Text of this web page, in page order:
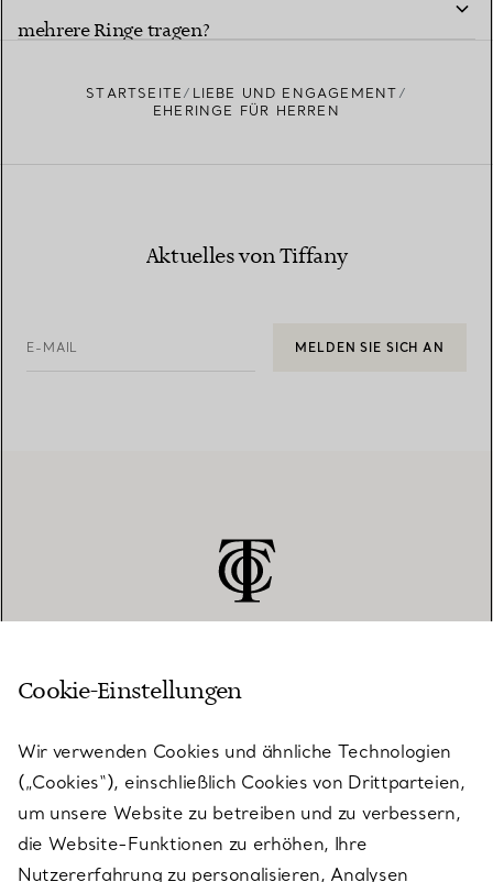
mehrere Ringe tragen?
STARTSEITE
LIEBE UND ENGAGEMENT
EHERINGE FÜR HERREN
Aktuelles von Tiffany
E-MAIL MELDEN SIE SICH AN
KUNDENSERVICE
SERVICES
Cookie-Einstellungen
Wir verwenden Cookies und ähnliche Technologien
(„Cookies“), einschließlich Cookies von Drittparteien,
um unsere Website zu betreiben und zu verbessern,
die Website-Funktionen zu erhöhen, Ihre
Nutzererfahrung zu personalisieren, Analysen